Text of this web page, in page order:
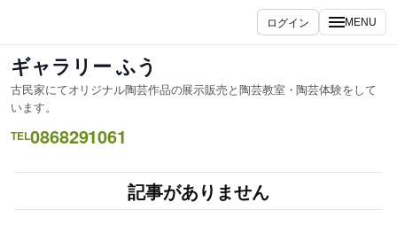
ス
キ
ッ
プ
ログイン MENU
ギャラリー ふう
古民家にてオリジナル陶芸作品の展示販売と陶芸教室・陶芸体験をして
います。
TEL0868291061
記事がありません